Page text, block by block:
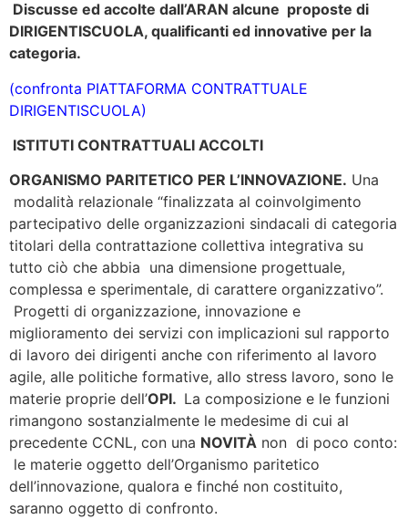
Discusse ed accolte dall’ARAN alcune proposte di
DIRIGENTISCUOLA, qualificanti ed innovative per la
categoria.
(confronta PIATTAFORMA CONTRATTUALE
DIRIGENTISCUOLA)
ISTITUTI CONTRATTUALI ACCOLTI
ORGANISMO PARITETICO PER L’INNOVAZIONE. Una
modalità relazionale “finalizzata al coinvolgimento
partecipativo delle organizzazioni sindacali di categoria
titolari della contrattazione collettiva integrativa su
tutto ciò che abbia una dimensione progettuale,
complessa e sperimentale, di carattere organizzativo”.
Progetti di organizzazione, innovazione e
miglioramento dei servizi con implicazioni sul rapporto
di lavoro dei dirigenti anche con riferimento al lavoro
agile, alle politiche formative, allo stress lavoro, sono le
materie proprie dell’OPI. La composizione e le funzioni
rimangono sostanzialmente le medesime di cui al
precedente CCNL, con una NOVITÀ non di poco conto:
le materie oggetto dell’Organismo paritetico
dell’innovazione, qualora e finché non costituito,
saranno oggetto di confronto.